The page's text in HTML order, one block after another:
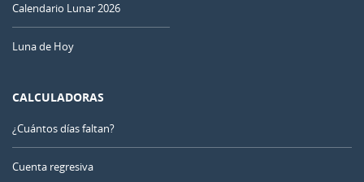
Calendario Lunar 2026
Luna de Hoy
CALCULADORAS
¿Cuántos días faltan?
Cuenta regresiva